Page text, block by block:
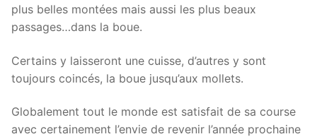
plus belles montées mais aussi les plus beaux
passages…dans la boue.
Certains y laisseront une cuisse, d’autres y sont
toujours coincés, la boue jusqu’aux mollets.
Globalement tout le monde est satisfait de sa course
avec certainement l’envie de revenir l’année prochaine